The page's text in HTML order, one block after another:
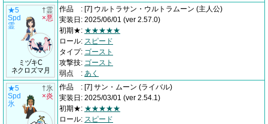
★5
Spd
霊
ミヅキC
ネクロズマ月
†霊
×悪
作品 : [7] ウルトラサン・ウルトラムーン (主人公)
実装日 : 2025/06/01 (ver 2.57.0)
初期★: ★★★★★
ロール: スピード
タイプ: ゴースト
攻撃技: ゴースト
弱点
: あく
★5
Spd
氷
†氷
×炎
作品 : [7] サン・ムーン (ライバル)
実装日 : 2025/03/01 (ver 2.54.1)
初期★: ★★★★★
ロール: スピード